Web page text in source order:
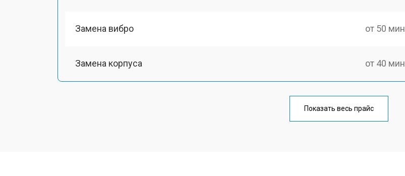
Замена вибро от 50 мин
Замена корпуса от 40 мин
от 60 мин
Показать весь прайс